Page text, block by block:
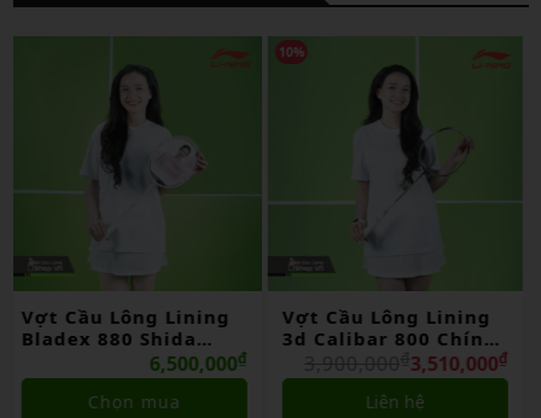
Vợt Cầu Lông Lining
3d Calibar 800 Chính
3,510,000₫
₫
Liên hệ
Set Vợt Lining
Halbertec 9000
Limited Chính Hãng
12,300,000₫
Chọn mua